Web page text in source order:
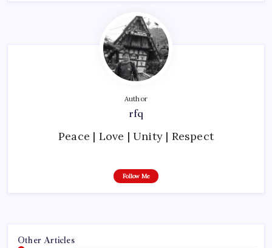
Author
rfq
Peace | Love | Unity | Respect
Follow Me
Other Articles